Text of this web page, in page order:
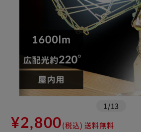
1 /13
¥2,800(税込) 送料無料
カートに入れる